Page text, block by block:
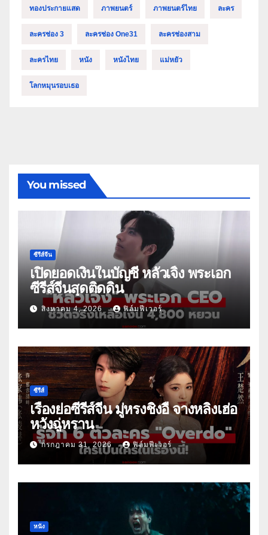
ทองประกายแสด ภาพยนตร์ ภาพยนตร์ไทย ละคร
ละครช่อง 3 ละครช่อง One31 ละครช่องสาม
ละครไทย หนัง หนังไทย แม่หยัว
โลกหมุนรอบเธอ
You missed
ซีรีส์จีน
เปิดยอดเงินในบัญชี หลัวเจิ้ง พระเอก
ซีรีส์จีนสุดติดดิน
สิงหาคม 4, 2026 ฟิล์มฟีเวอร์
ซีรีส์
เรื่องย่อซีรีส์จีน มู่หรงชิงอี้ จางหลิงเฮ่อ
หวังฉู่หราน
กรกฎาคม 31, 2026 ฟิล์มฟีเวอร์
หนัง